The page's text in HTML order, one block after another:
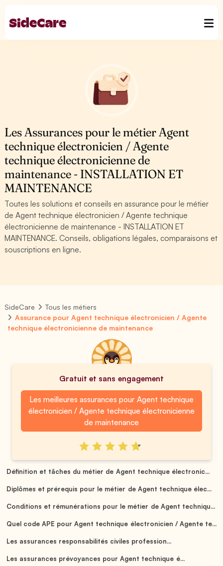
Les Assurances pour le métier Agent
technique électronicien / Agente
technique électronicienne de
maintenance - INSTALLATION ET
MAINTENANCE
Toutes les solutions et conseils en assurance pour le métier
de Agent technique électronicien / Agente technique
électronicienne de maintenance - INSTALLATION ET
MAINTENANCE. Conseils, obligations légales, comparaisons et
souscriptions en ligne.
SideCare
Tous les métiers
Assurance pour Agent technique électronicien / Agente
technique électronicienne de maintenance
Gratuit et sans engagement
Les meilleures assurances pour Agent technique
électronicien / Agente technique électronicienne
de maintenance
Définition et tâches du métier de Agent technique électronic...
Diplômes et prérequis pour le métier de Agent technique élec...
Conditions et rémunérations pour le métier de Agent techniqu...
Quel code APE pour Agent technique électronicien / Agente te...
Les assurances responsabilités civiles profession...
Les assurances prévoyances pour Agent technique é...